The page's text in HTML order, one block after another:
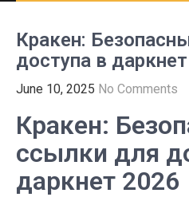
Кракен:
доступа в
June 10, 2025 No Comments
Кракен:
ссылки для
даркнет 2026